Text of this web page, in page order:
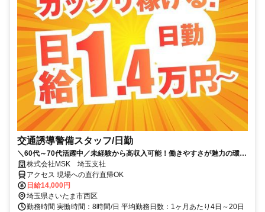
交通誘導警備スタッフ/日勤
＼60代～70代活躍中／未経験から高収入可能！働きやすさが魅力の環境
で警備員デビューをしませんか！【月収28万円可能！日払いもOK！】
勤務3日前迄シフト申請が可能です！週1日～・短期もOK！あなたのラ
イフスタイルに合わせてお仕事しませんか！未経験者大歓迎！年代幅広
く活躍しています。
株式会社MSK 埼玉支社
アクセス 現場への直行直帰OK
日給14,000円
埼玉県さいたま市西区
勤務時間 実働時間：8時間/日 平均勤務日数：1ヶ月あたり4日～20日